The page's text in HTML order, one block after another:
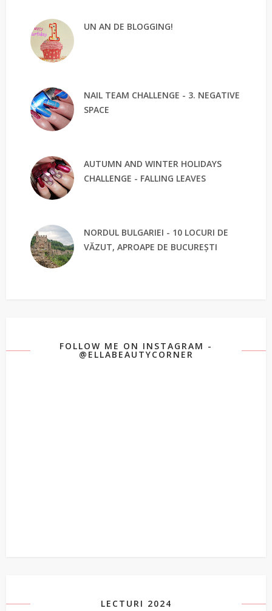
UN AN DE BLOGGING!
NAIL TEAM CHALLENGE - 3. NEGATIVE
SPACE
AUTUMN AND WINTER HOLIDAYS
CHALLENGE - FALLING LEAVES
NORDUL BULGARIEI - 10 LOCURI DE
VĂZUT, APROAPE DE BUCUREȘTI
FOLLOW ME ON INSTAGRAM -
@ELLABEAUTYCORNER
LECTURI 2024